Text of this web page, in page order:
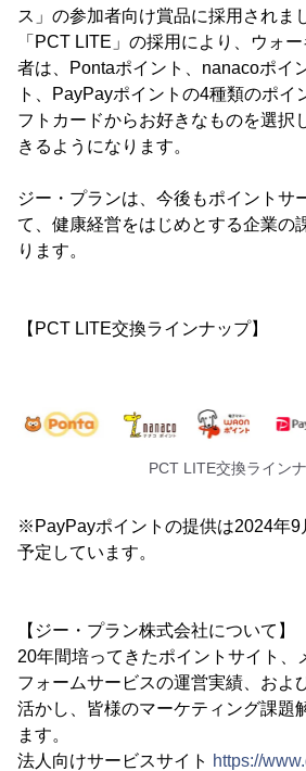
ス」の参加者向け賞品に採用されま
「PCT LITE」の採用により、ウォ
者は、Pontaポイント、nanacoポイ
ト、PayPayポイントの4種類のポイ
フトカードからお好きなものを選択
きるようになります。
ジー・プランは、今後もポイントサ
て、健康経営をはじめとする企業の
ります。
【PCT LITE交換ラインナップ】
PCT LITE交換ライン
※PayPayポイントの提供は2024年9
予定しています。
【ジー・プラン株式会社について】
20年間培ってきたポイントサイト、
フォームサービスの運営実績、およ
活かし、皆様のマーケティング課題
ます。
法人向けサービスサイト https://